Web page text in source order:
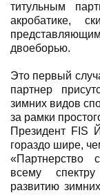
титульным
акробатике,
двоеборью.
Это первый
партнер
зимних видов
за рамки
Президент FIS
гораздо шире,
«Партнерство
всему
развитию